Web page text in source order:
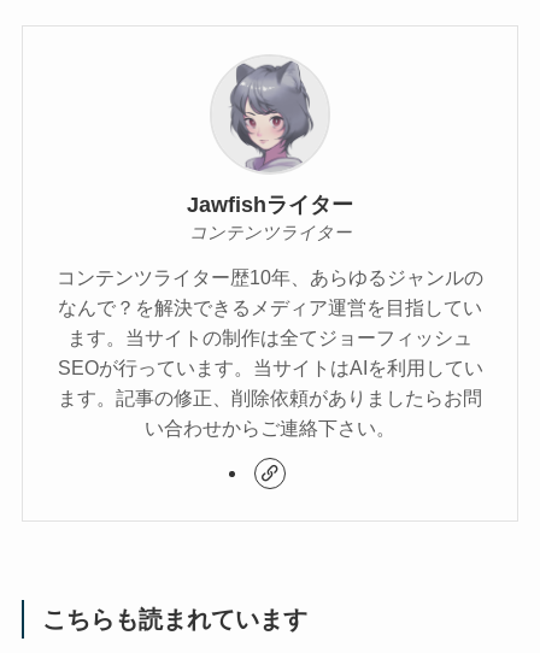
Jawfishライター
コンテンツライター
コンテンツライター歴10年、あらゆるジャンルの
なんで？を解決できるメディア運営を目指してい
ます。当サイトの制作は全てジョーフィッシュ
SEOが行っています。当サイトはAIを利用してい
ます。記事の修正、削除依頼がありましたらお問
い合わせからご連絡下さい。
こちらも読まれています